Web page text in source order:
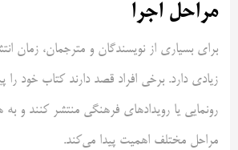
مراحل اجرا
برای بسیاری از نویسندگان و مترجمان، زمان
زیادی دارد. برخی افراد قصد دارند کتاب خود را
رونمایی یا رویدادهای فرهنگی منتشر کنند و
مراحل مختلف اهمیت پیدا می‌کند.